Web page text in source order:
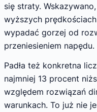
się straty.
wyższych
wypadać gorzej od
przeniesieniem napędu.
Padła też konkretna
najmniej 13 procent
względem rozwiązań
warunkach. To już nie